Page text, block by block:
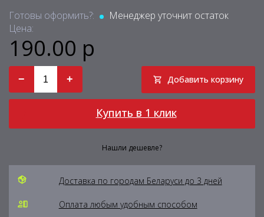
Готовы оформить?:
Менеджер уточнит остаток
Цена:
190.00 р
− + Добавить корзину
Купить в 1 клик
Нашли дешевле?
Доставка по городам Беларуси до 3 дней
Оплата любым удобным способом